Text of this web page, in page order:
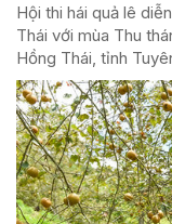
Hội thi hái quả lê
Thái với mùa Thu
Hồng Thái, tỉnh